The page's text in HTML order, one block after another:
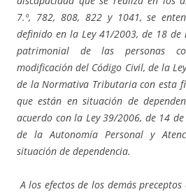
7.º, 782, 808, 822 y 1041, se
definido en la Ley 41/2003, de 18 de
patrimonial de las personas
modificación del Código Civil, de la
de la Normativa Tributaria con esta
que están en situación de
acuerdo con la Ley 39/2006, de 14
de la Autonomía Personal y
situación de dependencia.
A los efectos de los demás